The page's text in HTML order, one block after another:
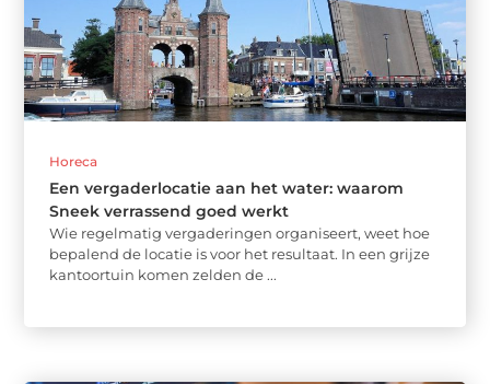
Horeca
Een vergaderlocatie aan het water: waarom
Sneek verrassend goed werkt
Wie regelmatig vergaderingen organiseert, weet hoe
bepalend de locatie is voor het resultaat. In een grijze
kantoortuin komen zelden de ...